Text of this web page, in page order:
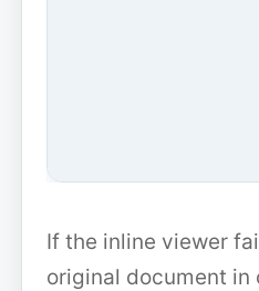
If the inline viewer
original document